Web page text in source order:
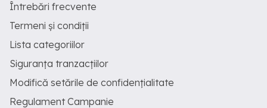
Întrebări frecvente
Termeni și condiții
Lista categoriilor
Siguranța tranzacțiilor
Modifică setările de confidențialitate
Regulament Campanie